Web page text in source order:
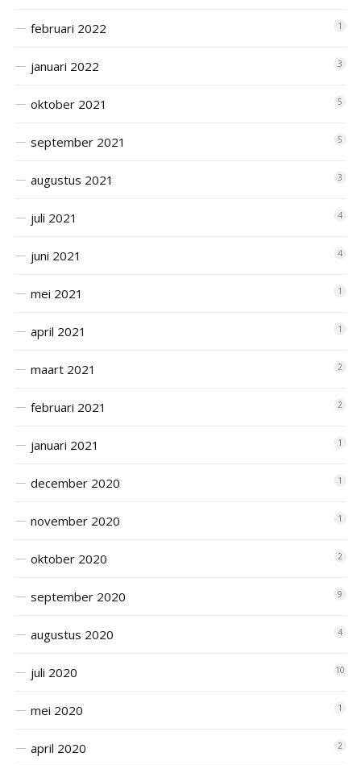
februari 2022 1
januari 2022 3
oktober 2021 5
september 2021 5
augustus 2021 3
juli 2021 4
juni 2021 4
mei 2021 1
april 2021 1
maart 2021 2
februari 2021 2
januari 2021 1
december 2020 1
november 2020 1
oktober 2020 2
september 2020 9
augustus 2020 4
juli 2020 10
mei 2020 1
april 2020 2